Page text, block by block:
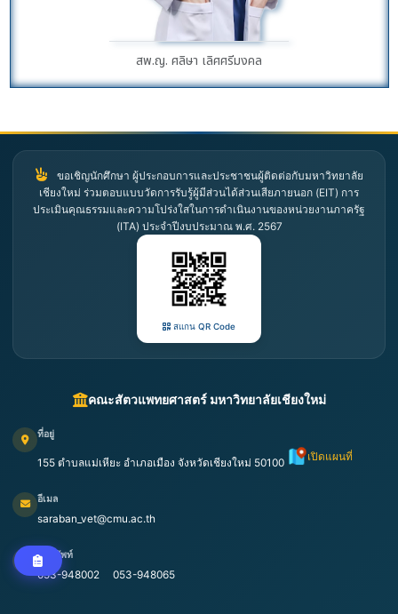
สพ.ญ. ศลิษา เลิศศรีมงคล
ขอเชิญนักศึกษา ผู้ประกอบการและประชาชนผู้ติดต่อกับมหาวิทยาลัย
เชียงใหม่ ร่วมตอบแบบวัดการรับรู้ผู้มีส่วนได้ส่วนเสียภายนอก (EIT) การ
ประเมินคุณธรรมและความโปร่งใสในการดำเนินงานของหน่วยงานภาครัฐ
(ITA) ประจำปีงบประมาณ พ.ศ. 2567
สแกน QR Code
คณะสัตวแพทยศาสตร์ มหาวิทยาลัยเชียงใหม่
ที่อยู่
155 ตำบลแม่เหียะ อำเภอเมือง จังหวัดเชียงใหม่ 50100 เปิดแผนที่
อีเมล
saraban_vet@cmu.ac.th
โทรศัพท์
053-948002 053-948065